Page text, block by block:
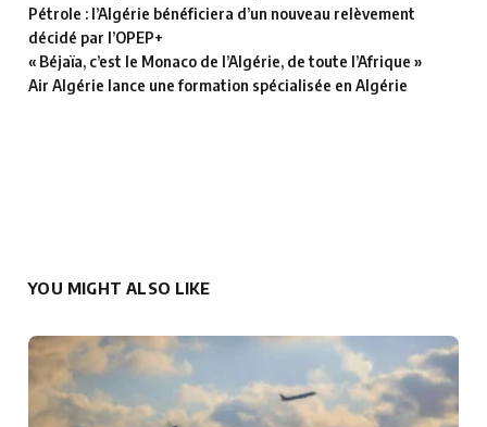
Pétrole : l’Algérie bénéficiera d’un nouveau relèvement
décidé par l’OPEP+
« Béjaïa, c’est le Monaco de l’Algérie, de toute l’Afrique »
Air Algérie lance une formation spécialisée en Algérie
YOU MIGHT ALSO LIKE